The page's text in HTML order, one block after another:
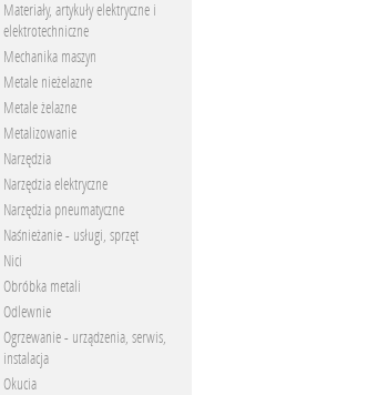
Materiały, artykuły elektryczne i
elektrotechniczne
Mechanika maszyn
Metale nieżelazne
Metale żelazne
Metalizowanie
Narzędzia
Narzędzia elektryczne
Narzędzia pneumatyczne
Naśnieżanie - usługi, sprzęt
Nici
Obróbka metali
Odlewnie
Ogrzewanie - urządzenia, serwis,
instalacja
Okucia